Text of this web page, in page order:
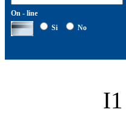
On - line
Si
No